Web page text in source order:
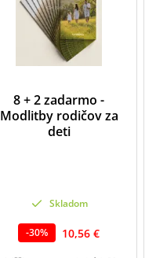
8 + 2 zadarmo -
Modlitby rodičov za
deti
Skladom
-30% 10,56 €